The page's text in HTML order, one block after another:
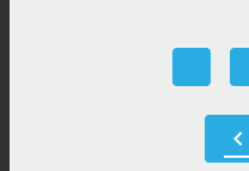
chevron_left